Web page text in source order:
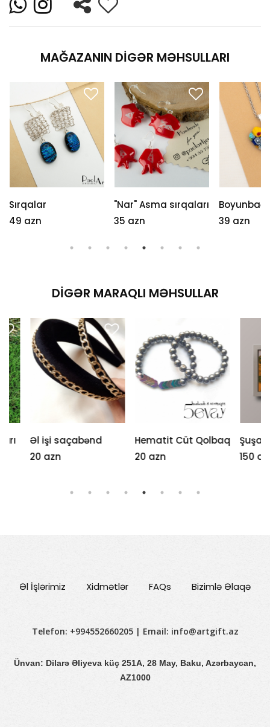
MAĞAZANIN DIGƏR MƏHSULLARI
Sırqalar
49 azn
"Nar" Asma sırqaları
35 azn
Boyunbağı
39 azn
DIGƏR MARAQLI MƏHSULLAR
Əl işi saçabənd
20 azn
Hematit Cüt Qolbaq
20 azn
Şuşa
150 azn
Əl İşlərimiz Xidmətlər FAQs Bizimlə Əlaqə
Telefon: +994552660205 | Email: info@artgift.az
Ünvan: Dilarə Əliyeva küç 251A, 28 May, Baku, Azərbaycan,
AZ1000